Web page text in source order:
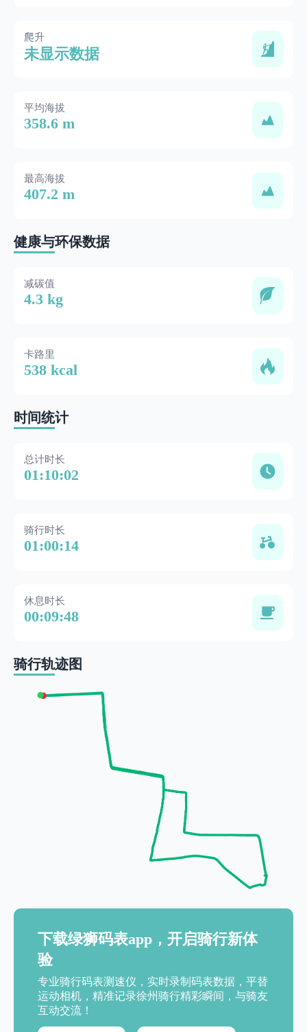
爬升
未显示数据
平均海拔
358.6 m
最高海拔
407.2 m
健康与环保数据
减碳值
4.3 kg
卡路里
538 kcal
时间统计
总计时长
01:10:02
骑行时长
01:00:14
休息时长
00:09:48
骑行轨迹图
下载绿狮码表app，开启骑行新体
验
专业骑行码表测速仪，实时录制码表数据，平替
运动相机，精准记录徐州骑行精彩瞬间，与骑友
互动交流！